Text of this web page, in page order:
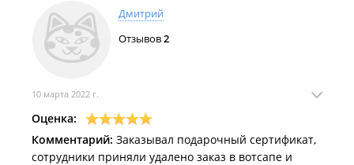
Дмитрий
Отзывов2
10 марта 2022 г.
Оценка:
Комментарий: Заказывал подарочный сертификат,
сотрудники приняли удалено заказ в вотсапе и